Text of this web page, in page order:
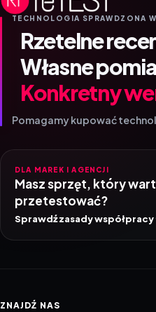
TECHNOLOGIA SPRAWDZONA
Rzetelne
Własne
Konkretny
Pomagamy kupować
DLA MAREK I AGENCJI
Masz sprzęt, który
przetestować?
Sprawdź zasady współpracy
ZNAJDŹ NAS